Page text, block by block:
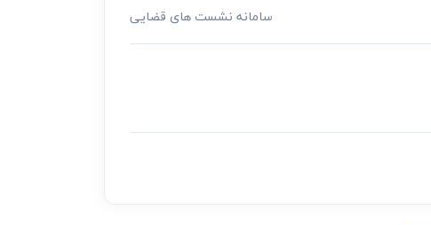
سامانه نشست های قضایی